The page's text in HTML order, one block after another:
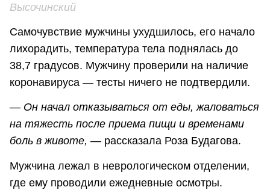
Высочинский
Самочувствие мужчины ухудшилось, его начало
лихорадить, температура тела поднялась до
38,7 градусов. Мужчину проверили на наличие
коронавируса — тесты ничего не подтвердили.
— Он начал отказываться от еды, жаловаться
на тяжесть после приема пищи и временами
боль в животе, — рассказала Роза Будагова.
Мужчина лежал в неврологическом отделении,
где ему проводили ежедневные осмотры.